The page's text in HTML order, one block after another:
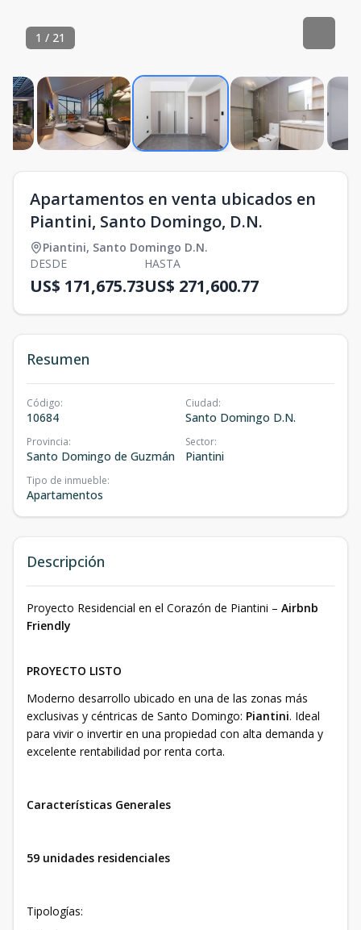
1 / 21
Apartamentos en venta ubicados en
Piantini, Santo Domingo, D.N.
Piantini, Santo Domingo D.N.
DESDE
US$ 171,675.73
HASTA
US$ 271,600.77
Resumen
Código:
10684
Ciudad:
Santo Domingo D.N.
Provincia:
Santo Domingo de Guzmán
Sector:
Piantini
Tipo de inmueble:
Apartamentos
Descripción
Proyecto Residencial en el Corazón de Piantini – Airbnb
Friendly
PROYECTO LISTO
Moderno desarrollo ubicado en una de las zonas más
exclusivas y céntricas de Santo Domingo: Piantini. Ideal
para vivir o invertir en una propiedad con alta demanda y
excelente rentabilidad por renta corta.
Características Generales
59 unidades residenciales
Tipologías: